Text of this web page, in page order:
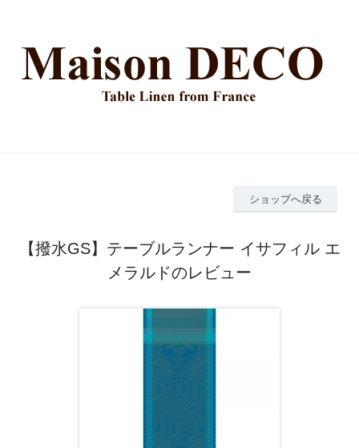
ショップへ戻る
【撥水GS】テーブルランナー イサフィル エ
メラルドのレビュー